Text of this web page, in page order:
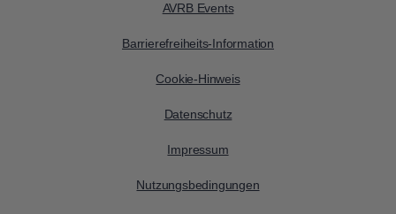
AVRB Events
Barrierefreiheits-Information
Cookie-Hinweis
Datenschutz
Impressum
Nutzungsbedingungen